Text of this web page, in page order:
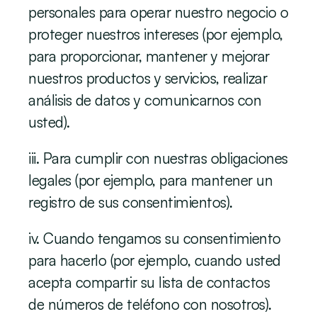
personales para operar nuestro negocio o
proteger nuestros intereses (por ejemplo,
para proporcionar, mantener y mejorar
nuestros productos y servicios, realizar
análisis de datos y comunicarnos con
usted).
iii. Para cumplir con nuestras obligaciones
legales (por ejemplo, para mantener un
registro de sus consentimientos).
iv. Cuando tengamos su consentimiento
para hacerlo (por ejemplo, cuando usted
acepta compartir su lista de contactos
de números de teléfono con nosotros).